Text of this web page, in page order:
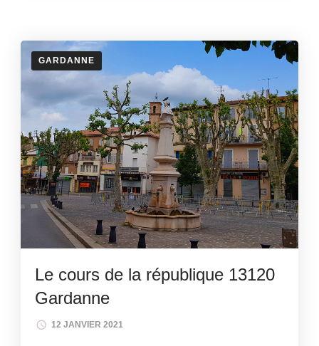
GARDANNE
Le cours de la république 13120
Gardanne
12 JANVIER 2021